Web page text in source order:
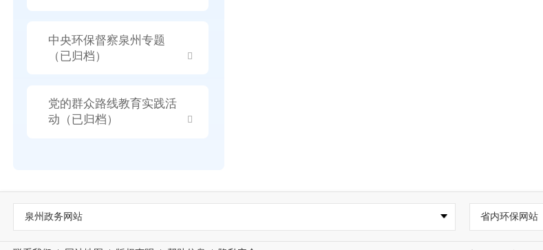
中央环保督察泉州专题
（已归档）
党的群众路线教育实践活
动（已归档）
泉州政务网站 省内环保网站